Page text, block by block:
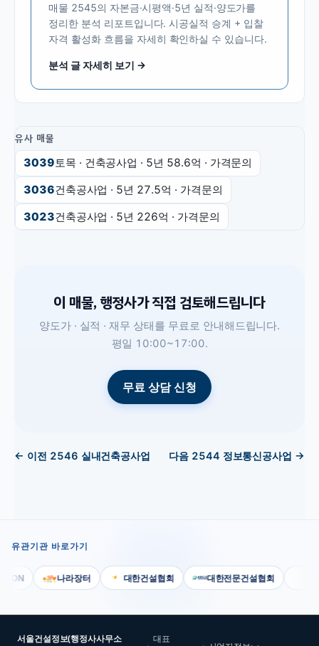
매물 2545의 자본금·시평액·5년 실적·양도가를
정리한 분석 리포트입니다. 시공실적 승계 + 입찰
자격 활성화 흐름을 자세히 확인하실 수 있습니다.
분석 글 자세히 보기 →
유사 매물
3039토목 · 건축공사업 · 5년 58.6억 · 가격문의
3036건축공사업 · 5년 27.5억 · 가격문의
3023건축공사업 · 5년 226억 · 가격문의
이 매물, 행정사가 직접 검토해드립니다
양도가 · 실적 · 재무 상태를 무료로 안내해드립니다.
평일 10:00~17:00.
무료 상담 신청
← 이전 2546 실내건축공사업 다음 2544 정보통신공사업 →
유관기관 바로가기
나라장터 대한건설협회 대한전문건설협회
서울건설정보(행정사사무소 대표